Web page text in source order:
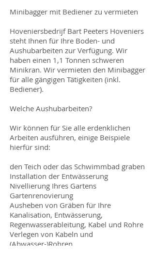
Minibagger mit Bediener zu vermieten
Hoveniersbedrijf Bart Peeters Hoveniers
steht Ihnen für Ihre Boden- und
Aushubarbeiten zur Verfügung. Wir
haben einen 1,1 Tonnen schweren
Minikran. Wir vermieten den Minibagger
für alle gängigen Tätigkeiten (inkl.
Bediener).
Welche Aushubarbeiten?
Wir können für Sie alle erdenklichen
Arbeiten ausführen, einige Beispiele
hierfür sind:
den Teich oder das Schwimmbad graben
Installation der Entwässerung
Nivellierung Ihres Gartens
Gartenrenovierung
Ausheben von Gräben für Ihre
Kanalisation, Entwässerung,
Regenwasserableitung, Kabel und Rohre
Verlegen von Kabeln und
(Abwasser-)Rohren